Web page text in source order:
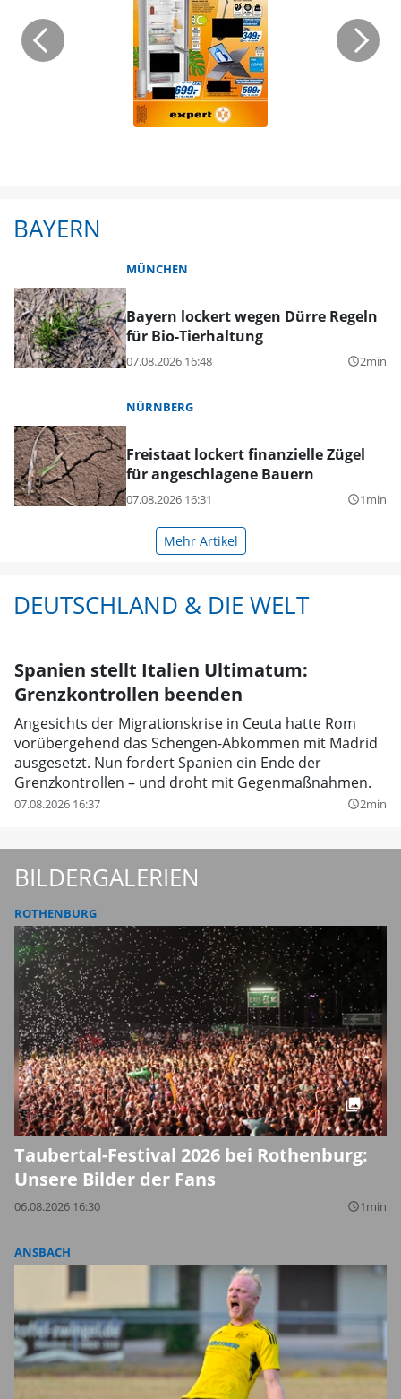
BAYERN
MÜNCHEN
Bayern lockert wegen Dürre Regeln
für Bio-Tierhaltung
07.08.2026 16:48 query_builder2min
NÜRNBERG
Freistaat lockert finanzielle Zügel
für angeschlagene Bauern
07.08.2026 16:31 query_builder1min
Mehr Artikel
DEUTSCHLAND & DIE WELT
Spanien stellt Italien Ultimatum:
Grenzkontrollen beenden
Angesichts der Migrationskrise in Ceuta hatte Rom
vorübergehend das Schengen-Abkommen mit Madrid
ausgesetzt. Nun fordert Spanien ein Ende der
Grenzkontrollen – und droht mit Gegenmaßnahmen.
07.08.2026 16:37 query_builder2min
BILDERGALERIEN
ROTHENBURG
Taubertal-Festival 2026 bei Rothenburg:
Unsere Bilder der Fans
06.08.2026 16:30 query_builder1min
ANSBACH